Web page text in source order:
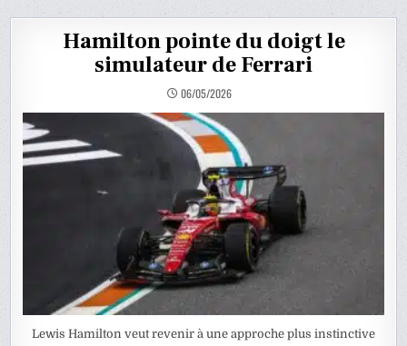
Hamilton pointe du doigt le
simulateur de Ferrari
06/05/2026
Lewis Hamilton veut revenir à une approche plus instinctive